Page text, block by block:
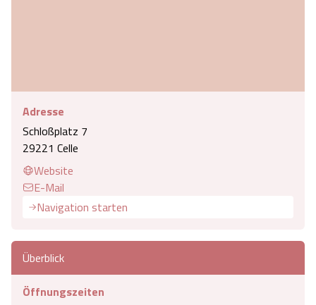
Adresse
Schloßplatz 7
29221 Celle
Website
E-Mail
Navigation starten
Überblick
Öffnungszeiten